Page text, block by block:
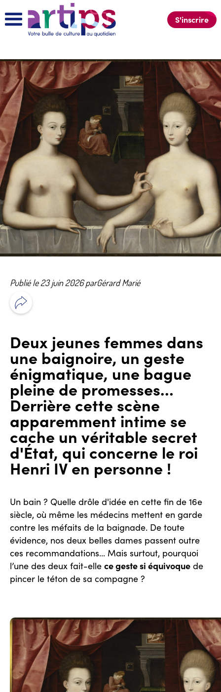
S'inscrire
Publié le 23 juin 2026 parGérard Marié
Deux jeunes femmes dans
une baignoire, un geste
énigmatique, une bague
pleine de promesses…
Derrière cette scène
apparemment intime se
cache un véritable secret
d'État, qui concerne le roi
Henri IV en personne !
Un bain ? Quelle drôle d'idée en cette fin de 16e
siècle, où même les médecins mettent en garde
contre les méfaits de la baignade. De toute
évidence, nos deux belles dames passent outre
ces recommandations... Mais surtout, pourquoi
l’une des deux fait-elle ce geste si équivoque de
pincer le téton de sa compagne ?